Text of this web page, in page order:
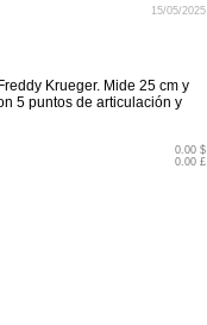
15/05/2025
Krueger. Mide 25 cm y
5 puntos de articulación y
0.00 $
0.00 £